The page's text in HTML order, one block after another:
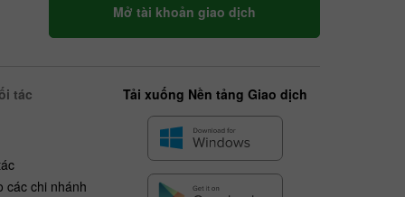
Mở tài khoản giao dịch
tác
các chi nhánh
Tải xuống Nền tảng Giao dịch